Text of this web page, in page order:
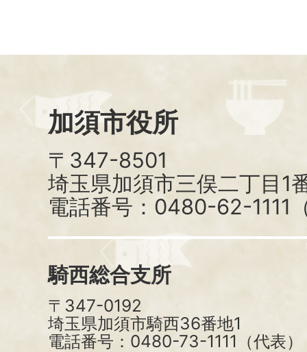
加須市役所
〒347-8501
埼玉県加須市三俣二丁目1
電話番号：0480-62-1111
騎西総合支所
〒347-0192
埼玉県加須市騎西36番地1
電話番号：0480-73-1111（代表）